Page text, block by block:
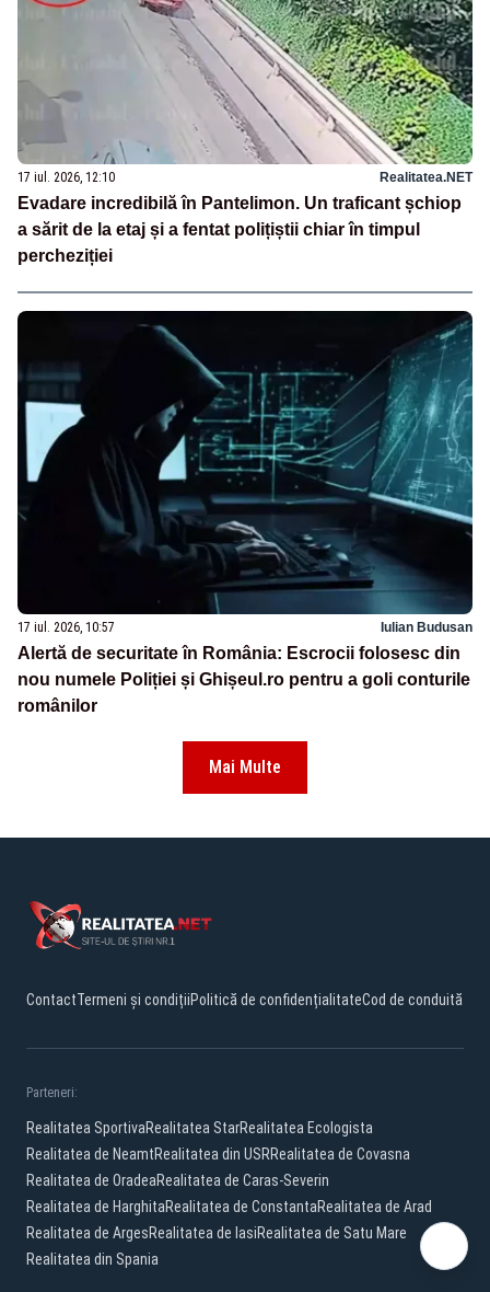
17 iul. 2026, 12:10 Realitatea.NET
Evadare incredibilă în Pantelimon. Un traficant șchiop
a sărit de la etaj și a fentat polițiștii chiar în timpul
percheziției
17 iul. 2026, 10:57 Iulian Budusan
Alertă de securitate în România: Escrocii folosesc din
nou numele Poliției și Ghișeul.ro pentru a goli conturile
românilor
Mai Multe
ContactTermeni și condițiiPolitică de confidențialitateCod de conduită
Parteneri:
Realitatea SportivaRealitatea StarRealitatea Ecologista
Realitatea de NeamtRealitatea din USRRealitatea de Covasna
Realitatea de OradeaRealitatea de Caras-Severin
Realitatea de HarghitaRealitatea de ConstantaRealitatea de Arad
Realitatea de ArgesRealitatea de IasiRealitatea de Satu Mare
Realitatea din Spania